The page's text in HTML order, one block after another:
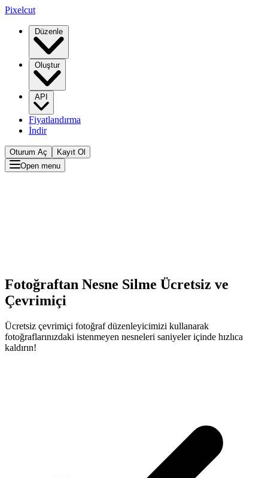
Pixelcut
Düzenle
Oluştur
API
Fiyatlandırma
İndir
Oturum Aç
Kayıt Ol
Open menu
Fotoğraftan Nesne Silme Ücretsiz ve
Çevrimiçi
Ücretsiz çevrimiçi fotoğraf düzenleyicimizi kullanarak
fotoğraflarınızdaki istenmeyen nesneleri saniyeler içinde hızlıca
kaldırın!